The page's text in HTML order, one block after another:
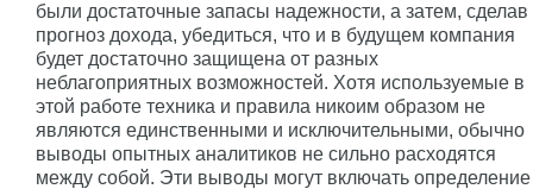
были достаточные запасы надежности, а затем, сделав
прогноз дохода, убедиться, что и в будущем компания
будет достаточно защищена от разных
неблагоприятных возможностей. Хотя используемые в
этой работе техника и правила никоим образом не
являются единственными и исключительными, обычно
выводы опытных аналитиков не сильно расходятся
между собой. Эти выводы могут включать определение